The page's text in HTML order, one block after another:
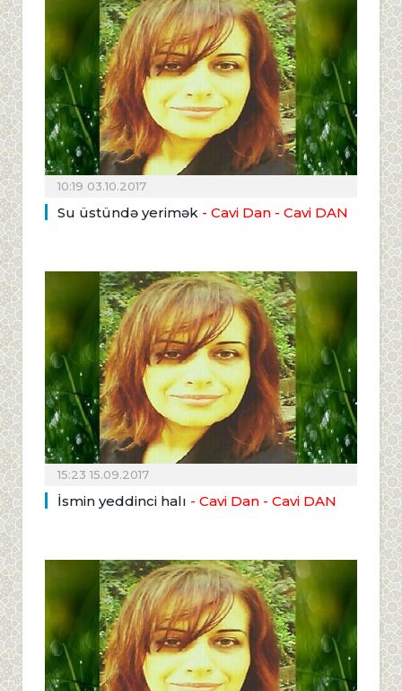
10:19 03.10.2017
Su üstündə yerimək - Cavi Dan - Cavi DAN
15:23 15.09.2017
İsmin yeddinci halı - Cavi Dan - Cavi DAN